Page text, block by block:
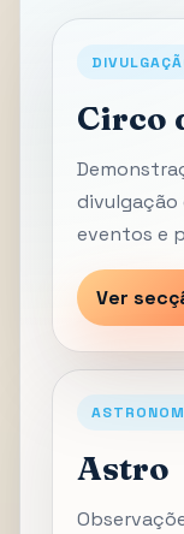
Circo
divulgação
eventos e
Ver
Astro